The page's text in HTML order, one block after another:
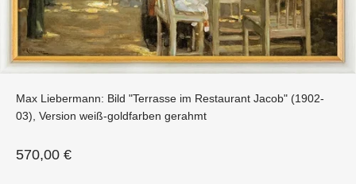
Max Liebermann: Bild "Terrasse im Restaurant Jacob" (1902-
03), Version weiß-goldfarben gerahmt
Angebot
570,00 €